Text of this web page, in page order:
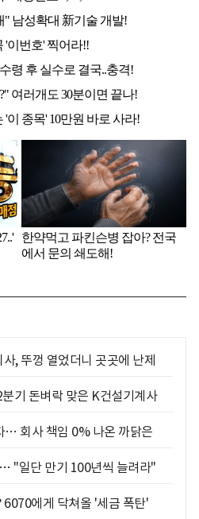
, 뚜껑 열었더니 곳곳에 난제
기 돈벼락 맞은 K건설기계사
… 회사 책임 0% 나온 까닭은
"일단 만기 100년씩 늘려라"
6070에게 닥쳐올 '세금 폭탄'